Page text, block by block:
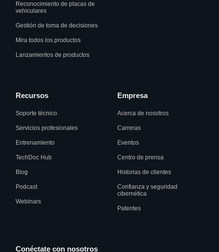
Reconocimiento de placas de
vehiculares
Gestión de toma de decisiones
Mira todos los productos
Lanzamientos de productos
Recursos
Soporte técnico
Servicios profesionales
Entrenamiento
TechDoc Hub
Blog
Podcast
Webinars
Empresa
Acerca de nosotros
Carreras
Eventos
Centro de prensa
Historias de clientes
Confianza y seguridad
cibernética
Patentes
Conéctate con nosotros